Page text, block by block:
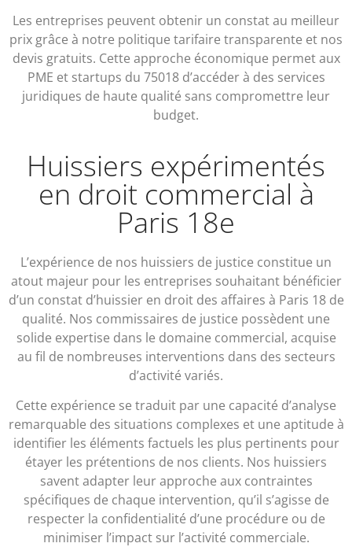
Les entreprises peuvent obtenir un constat au meilleur
prix grâce à notre politique tarifaire transparente et nos
devis gratuits. Cette approche économique permet aux
PME et startups du 75018 d’accéder à des services
juridiques de haute qualité sans compromettre leur
budget.
Huissiers expérimentés
en droit commercial à
Paris 18e
L’expérience de nos huissiers de justice constitue un
atout majeur pour les entreprises souhaitant bénéficier
d’un constat d’huissier en droit des affaires à Paris 18 de
qualité. Nos commissaires de justice possèdent une
solide expertise dans le domaine commercial, acquise
au fil de nombreuses interventions dans des secteurs
d’activité variés.
Cette expérience se traduit par une capacité d’analyse
remarquable des situations complexes et une aptitude à
identifier les éléments factuels les plus pertinents pour
étayer les prétentions de nos clients. Nos huissiers
savent adapter leur approche aux contraintes
spécifiques de chaque intervention, qu’il s’agisse de
respecter la confidentialité d’une procédure ou de
minimiser l’impact sur l’activité commerciale.